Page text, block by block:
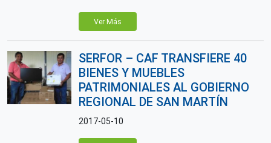
Ver Más
SERFOR – CAF TRANSFIERE 40
BIENES Y MUEBLES
PATRIMONIALES AL GOBIERNO
REGIONAL DE SAN MARTÍN
2017-05-10